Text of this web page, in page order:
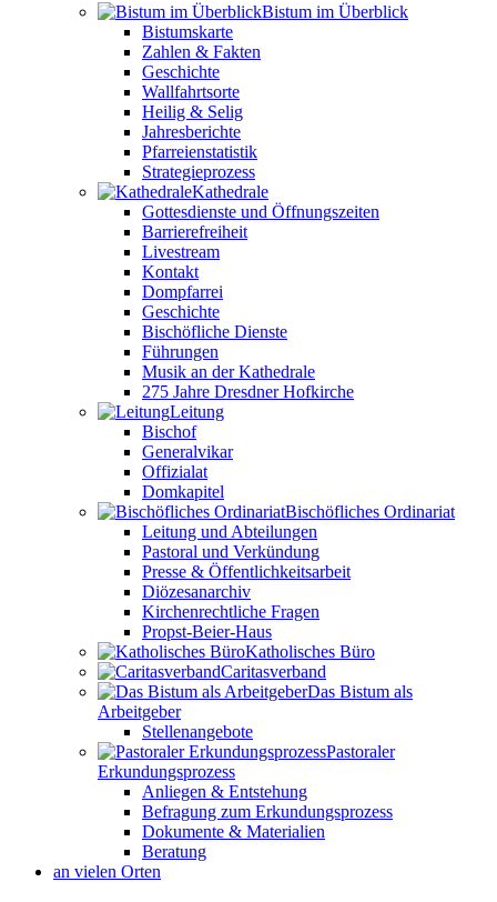
Bistum im Überblick
Bistumskarte
Zahlen & Fakten
Geschichte
Wallfahrtsorte
Heilig & Selig
Jahresberichte
Pfarreienstatistik
Strategieprozess
Kathedrale
Gottesdienste und Öffnungszeiten
Barrierefreiheit
Livestream
Kontakt
Dompfarrei
Geschichte
Bischöfliche Dienste
Führungen
Musik an der Kathedrale
275 Jahre Dresdner Hofkirche
Leitung
Bischof
Generalvikar
Offizialat
Domkapitel
Bischöfliches Ordinariat
Leitung und Abteilungen
Pastoral und Verkündung
Presse & Öffentlichkeitsarbeit
Diözesanarchiv
Kirchenrechtliche Fragen
Propst-Beier-Haus
Katholisches Büro
Caritasverband
Das Bistum als
Arbeitgeber
Stellenangebote
Pastoraler
Erkundungsprozess
Anliegen & Entstehung
Befragung zum Erkundungsprozess
Dokumente & Materialien
Beratung
an vielen Orten